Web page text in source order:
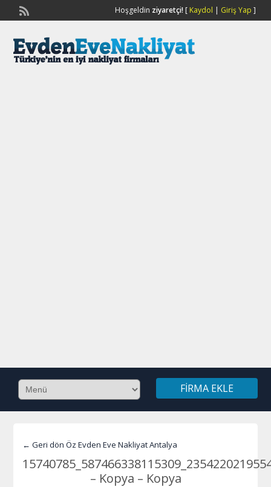
Hoşgeldin ziyaretçi![ Kaydol | Giriş Yap ]
FIRMA EKLE
← Geri dön Öz Evden Eve Nakliyat Antalya
– Kopya – Kopya